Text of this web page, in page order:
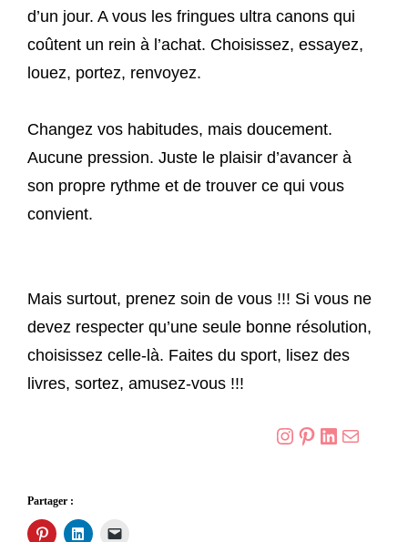
d’un jour. A vous les fringues ultra canons qui
coûtent un rein à l’achat. Choisissez, essayez,
louez, portez, renvoyez.
Changez vos habitudes, mais doucement.
Aucune pression. Juste le plaisir d’avancer à
son propre rythme et de trouver ce qui vous
convient.
Mais surtout, prenez soin de vous !!! Si vous ne
devez respecter qu’une seule bonne résolution,
choisissez celle-là. Faites du sport, lisez des
livres, sortez, amusez-vous !!!
Instagram
Pinterest
LinkedIn
E-mail
Partager :
C
C